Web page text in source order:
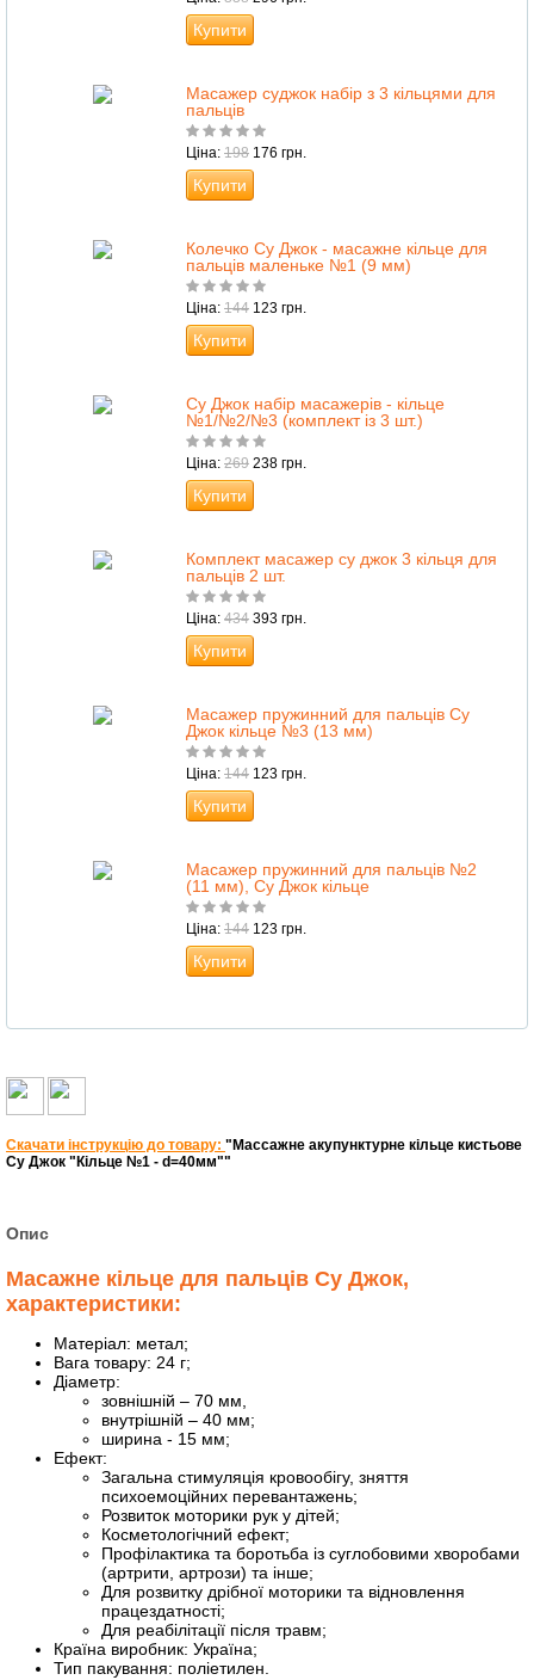
Купити
Масажер суджок набір з 3 кільцями для
пальців
Ціна: 198 176 грн.
Купити
Колечко Су Джок - масажне кільце для
пальців маленьке №1 (9 мм)
Ціна: 144 123 грн.
Купити
Су Джок набір масажерів - кільце
№1/№2/№3 (комплект із 3 шт.)
Ціна: 269 238 грн.
Купити
Комплект масажер су джок 3 кільця для
пальців 2 шт.
Ціна: 434 393 грн.
Купити
Масажер пружинний для пальців Су
Джок кільце №3 (13 мм)
Ціна: 144 123 грн.
Купити
Масажер пружинний для пальців №2
(11 мм), Су Джок кільце
Ціна: 144 123 грн.
Купити
Скачати інструкцію до товару: "Массажне акупунктурне кільце кистьове
Су Джок "Кільце №1 - d=40мм""
Опис
Масажне кільце для пальців Су Джок,
характеристики:
Матеріал: метал;
Вага товару: 24 г;
Діаметр:
зовнішній – 70 мм,
внутрішній – 40 мм;
ширина - 15 мм;
Ефект:
Загальна стимуляція кровообігу, зняття
психоемоційних перевантажень;
Розвиток моторики рук у дітей;
Косметологічний ефект;
Профілактика та боротьба із суглобовими хворобами
(артрити, артрози) та інше;
Для розвитку дрібної моторики та відновлення
працездатності;
Для реабілітації після травм;
Країна виробник: Україна;
Тип пакування: поліетилен.